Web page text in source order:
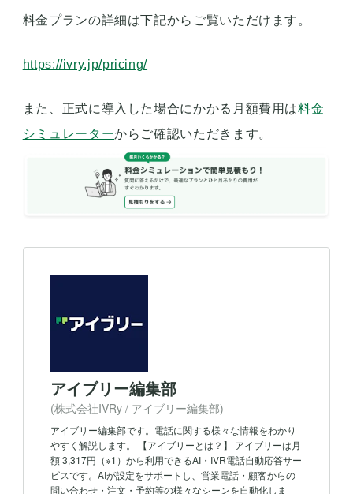
料金プランの詳細は下記からご覧いただけます。
https://ivry.jp/pricing/
また、正式に導入した場合にかかる月額費用は料金
シミュレーターからご確認いただきます。
アイブリー編集部
(株式会社IVRy / アイブリー編集部)
アイブリー編集部です。電話に関する様々な情報をわかり
やすく解説します。 【アイブリーとは？】 アイブリーは月
額 3,317円（※1）から利用できるAI・IVR電話自動応答サー
ビスです。AIが設定をサポートし、営業電話・顧客からの
問い合わせ・注文・予約等の様々なシーンを自動化しま